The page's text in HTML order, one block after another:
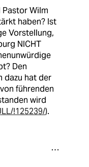
Pastor Wilm
haben? Ist
Vorstellung,
NICHT
Den
dazu hat der
führenden
wird
!125239/).